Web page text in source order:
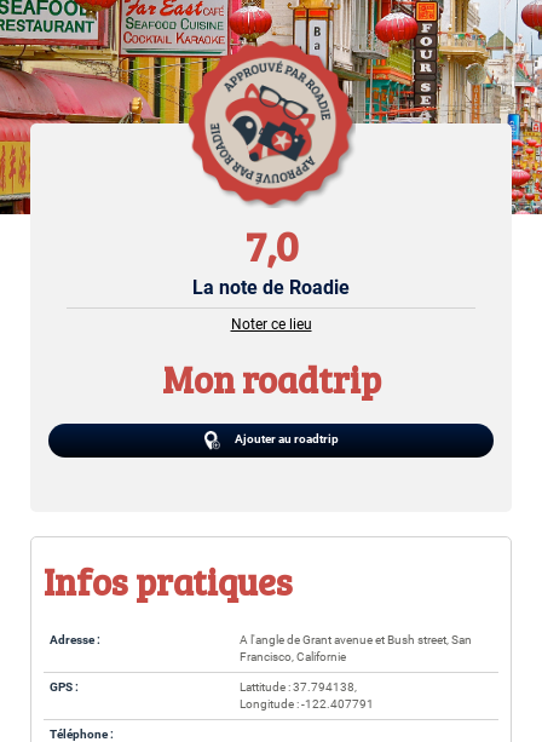
7,0
La note de Roadie
Noter ce lieu
Mon roadtrip
Ajouter au roadtrip
Infos pratiques
Adresse :
A l'angle de Grant avenue et Bush street, San
Francisco, Californie
GPS :
Lattitude : 37.794138,
Longitude : -122.407791
Téléphone :